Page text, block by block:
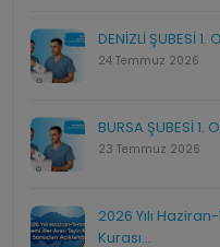
DENİZLİ ŞUBESİ 1.
24 Temmuz 2026
BURSA ŞUBESİ 1.
23 Temmuz 2026
2026 Yılı
Kurası...